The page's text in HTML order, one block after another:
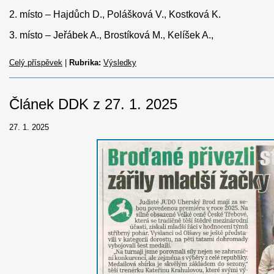
2. místo – Hajdůch D., Polášková V., Kostková K.
3. místo – Jeřábek A., Brostíková M., Kelíšek A.,
Celý příspěvek Rubrika: Výsledky
Článek DDK z 27. 1. 2025
27. 1. 2025